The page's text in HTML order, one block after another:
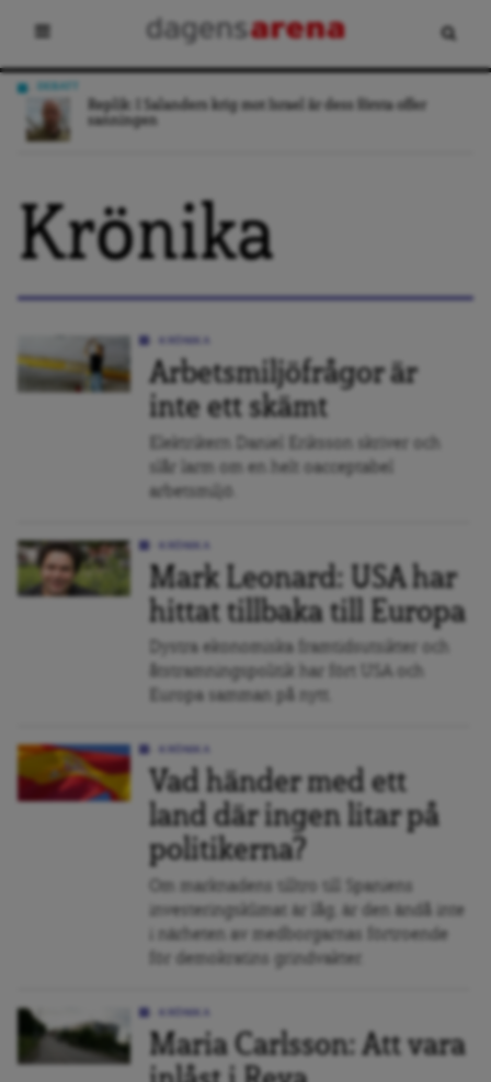
Replik: I Salanders krig mot Israel är dess första offer
sanningen
Krönika
Arbetsmiljöfrågor är
inte ett skämt
Elektrikern Daniel Eriksson skriver och
slår larm om en helt oacceptabel
arbetsmiljö.
Mark Leonard: USA har
hittat tillbaka till Europa
Dystra ekonomiska framtidsutsikter och
åtstramningspolitik har fört USA och
Europa samman på nytt.
Vad händer med ett
land där ingen litar på
politikerna?
Om marknadens tilltro till Spaniens
investeringsklimat är låg, är den ändå inte
i närheten av medborgarnas förtroende
för demokratins grindvakter.
Maria Carlsson: Att vara